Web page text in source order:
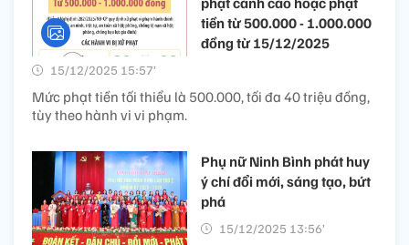
tiền từ 500.000 - 1.000.000
đồng từ 15/12/2025
15/12/2025 15:57’
Mức phạt tiền tối thiểu là 500.000, tối đa 40 triệu đồng,
tùy theo hành vi vi phạm.
Phụ nữ Ninh Bình phát huy
ý chí đổi mới, sáng tạo, bứt
phá
15/12/2025 13:56’